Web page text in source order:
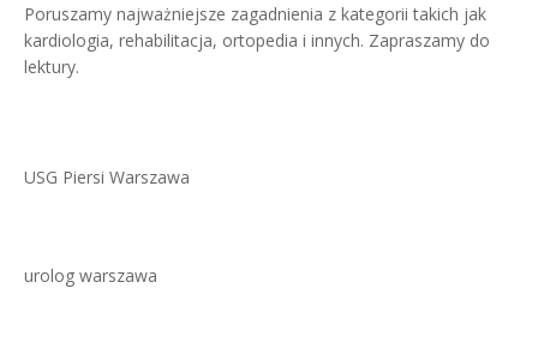
Poruszamy najważniejsze zagadnienia z kategorii takich jak
kardiologia, rehabilitacja, ortopedia i innych. Zapraszamy do
lektury.
USG Piersi Warszawa
urolog warszawa